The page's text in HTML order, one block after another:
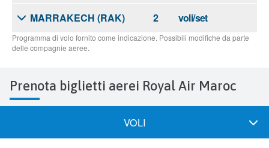
Prenota biglietti aerei Royal Air Maroc